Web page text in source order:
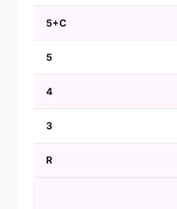
5+C
5
4
3
R